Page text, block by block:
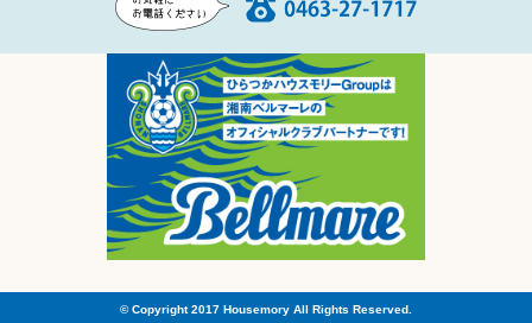
© Copyright 2017 Housemory All Rights Reserved.